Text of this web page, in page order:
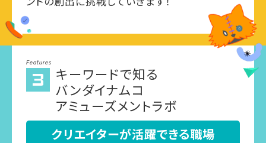
Features
キーワードで知る
バンダイナムコ
アミューズメントラボ
クリエイターが活躍できる職場